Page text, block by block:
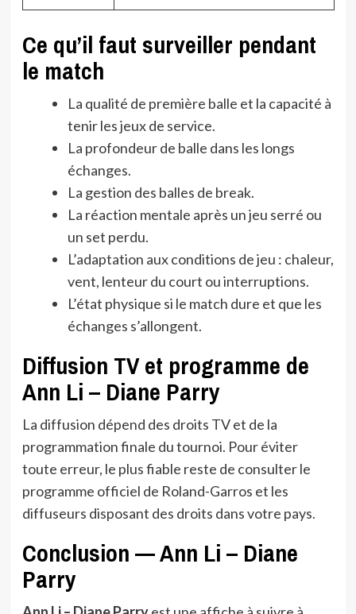
Ce qu’il faut surveiller pendant
le match
La qualité de première balle et la capacité à
tenir les jeux de service.
La profondeur de balle dans les longs
échanges.
La gestion des balles de break.
La réaction mentale après un jeu serré ou
un set perdu.
L’adaptation aux conditions de jeu : chaleur,
vent, lenteur du court ou interruptions.
L’état physique si le match dure et que les
échanges s’allongent.
Diffusion TV et programme de
Ann Li – Diane Parry
La diffusion dépend des droits TV et de la
programmation finale du tournoi. Pour éviter
toute erreur, le plus fiable reste de consulter le
programme officiel de Roland-Garros et les
diffuseurs disposant des droits dans votre pays.
Conclusion — Ann Li – Diane
Parry